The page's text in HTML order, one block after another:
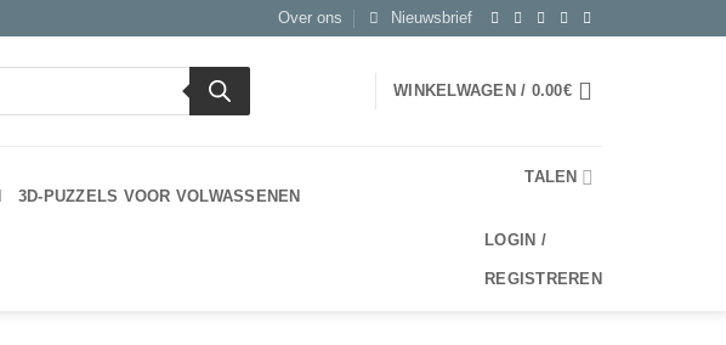
Over ons Nieuwsbrief
WINKELWAGEN / 0.00€
3D-PUZZELS VOOR VOLWASSENEN
TALEN
LOGIN /
REGISTREREN